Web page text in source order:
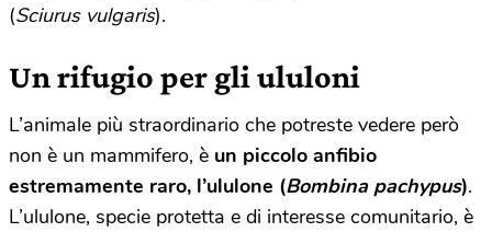
(Sciurus vulgaris).
Un rifugio per gli ululoni
L’animale più straordinario che potreste vedere però
non è un mammifero, è un piccolo anfibio
estremamente raro, l’ululone (Bombina pachypus).
L’ululone, specie protetta e di interesse comunitario, è